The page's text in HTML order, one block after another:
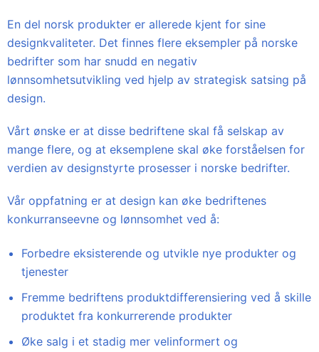
En del norsk produkter er allerede kjent for sine
designkvaliteter. Det finnes flere eksempler på norske
bedrifter som har snudd en negativ
lønnsomhetsutvikling ved hjelp av strategisk satsing på
design.
Vårt ønske er at disse bedriftene skal få selskap av
mange flere, og at eksemplene skal øke forståelsen for
verdien av designstyrte prosesser i norske bedrifter.
Vår oppfatning er at design kan øke bedriftenes
konkurranseevne og lønnsomhet ved å:
Forbedre eksisterende og utvikle nye produkter og
tjenester
Fremme bedriftens produktdifferensiering ved å skille
produktet fra konkurrerende produkter
Øke salg i et stadig mer velinformert og